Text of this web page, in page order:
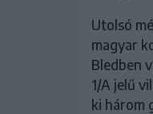
Utolsó
magyar
Bledben
1/A jelű
ki három